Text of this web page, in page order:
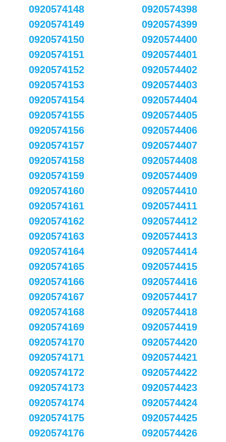
0920574148
0920574149
0920574150
0920574151
0920574152
0920574153
0920574154
0920574155
0920574156
0920574157
0920574158
0920574159
0920574160
0920574161
0920574162
0920574163
0920574164
0920574165
0920574166
0920574167
0920574168
0920574169
0920574170
0920574171
0920574172
0920574173
0920574174
0920574175
0920574176
0920574398
0920574399
0920574400
0920574401
0920574402
0920574403
0920574404
0920574405
0920574406
0920574407
0920574408
0920574409
0920574410
0920574411
0920574412
0920574413
0920574414
0920574415
0920574416
0920574417
0920574418
0920574419
0920574420
0920574421
0920574422
0920574423
0920574424
0920574425
0920574426